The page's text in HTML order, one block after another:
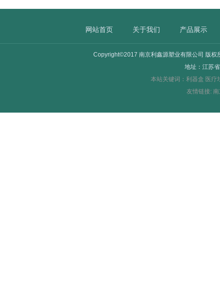
网站首页 关于我们 产品展示
Copyright©2017 南京利鑫源塑业有限公司 版权
地址：江苏
本站关键词： 利器盒 医疗
友情链接: